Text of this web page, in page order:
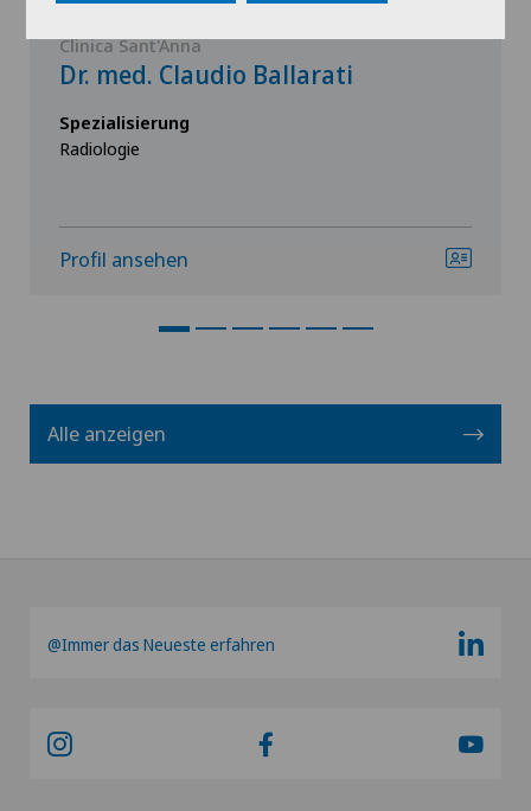
Clinica Sant'Anna
Dr. med. Claudio Ballarati
Spezialisierung
Radiologie
Profil ansehen
Alle anzeigen
@Immer das Neueste erfahren